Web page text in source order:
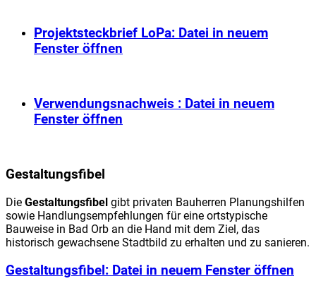
Projektsteckbrief LoPa: Datei in neuem
Fenster öffnen
Verwendungsnachweis : Datei in neuem
Fenster öffnen
Gestaltungsfibel
Die Gestaltungsfibel gibt privaten Bauherren Planungshilfen
sowie Handlungsempfehlungen für eine ortstypische
Bauweise in Bad Orb an die Hand mit dem Ziel, das
historisch gewachsene Stadtbild zu erhalten und zu sanieren.
Gestaltungsfibel : Datei in neuem Fenster öffnen